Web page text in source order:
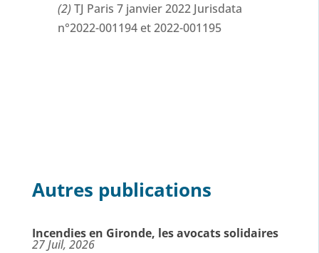
(2) TJ Paris 7 janvier 2022 Jurisdata
n°2022-001194 et 2022-001195
Autres publications
Incendies en Gironde, les avocats solidaires
27 Juil, 2026